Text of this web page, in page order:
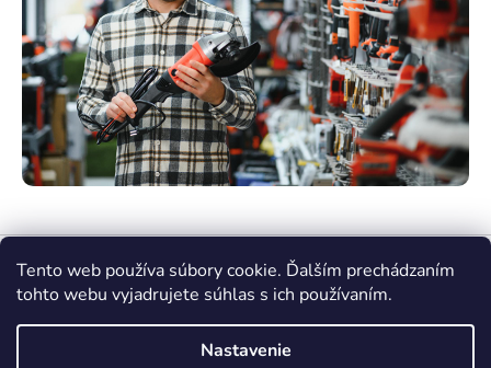
Tento web používa súbory cookie. Ďalším prechádzaním
tohto webu vyjadrujete súhlas s ich používaním.
Nastavenie